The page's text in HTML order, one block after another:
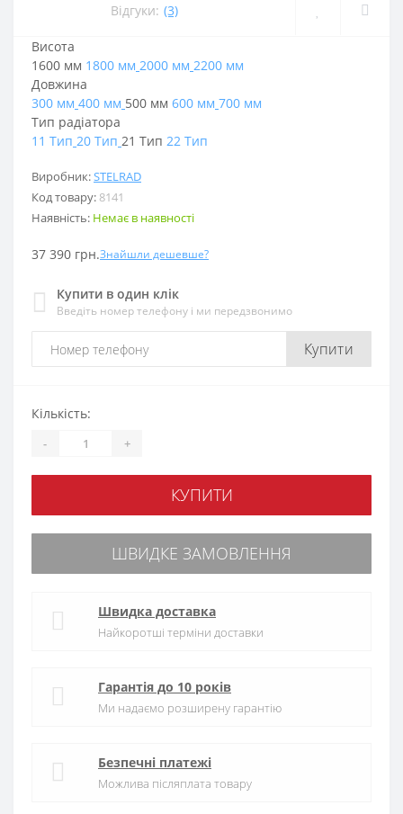
Відгуки: (3)
Виробник:STELRAD
Код товару: 8141
Наявність: Немає в наявності
37 390 грн.Знайшли дешевше?
Купити в один клік
Введіть номер телефону і ми передзвонимо
Купити
Висота
1600 мм 1800 мм 2000 мм 2200 мм
Довжина
300 мм 400 мм 500 мм 600 мм 700 мм
Тип радіатора
11 Тип 20 Тип 21 Тип 22 Тип
Кількість:
- +
КУПИТИ
ШВИДКЕ ЗАМОВЛЕННЯ
Швидка доставка
Найкоротші терміни доставки
Гарантія до 10 років
Ми надаємо розширену гарантію
Безпечні платежі
Можлива післяплата товару